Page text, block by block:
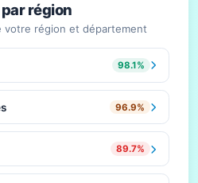
région
votre région et département
98.1%
96.9%
89.7%